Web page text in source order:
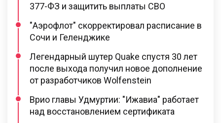
377-ФЗ и защитить выплаты СВО
"Аэрофлот" скорректировал расписание в
Сочи и Геленджике
Легендарный шутер Quake спустя 30 лет
после выхода получил новое дополнение
от разработчиков Wolfenstein
Врио главы Удмуртии: "Ижавиа" работает
над восстановлением сертификата